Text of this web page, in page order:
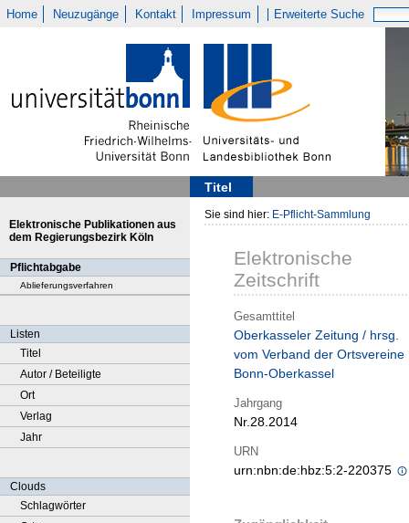
Home Neuzugänge Kontakt Impressum Erweiterte Suche
Titel
Elektronische Publikationen aus
dem Regierungsbezirk Köln
Pflichtabgabe
Ablieferungsverfahren
Listen
Titel
Autor / Beteiligte
Ort
Verlag
Jahr
Clouds
Schlagwörter
Sie sind hier: E-Pflicht-Sammlung
Elektronische
Zeitschrift
Gesamttitel
Oberkasseler Zeitung / hrsg.
vom Verband der Ortsvereine
Bonn-Oberkassel
Jahrgang
Nr.28.2014
URN
urn:nbn:de:hbz:5:2-220375